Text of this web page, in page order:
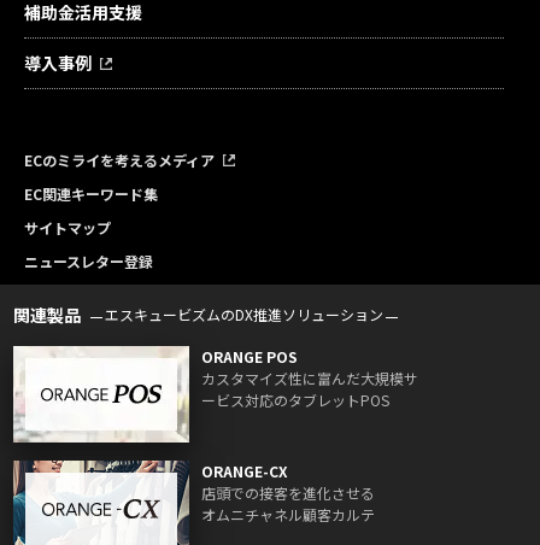
補助金活用支援
導入事例
ECのミライを考えるメディア
EC関連キーワード集
サイトマップ
ニュースレター登録
関連製品 エスキュービズムのDX推進ソリューション
ORANGE POS
カスタマイズ性に富んだ大規模サ
ービス対応のタブレットPOS
ORANGE-CX
店頭での接客を進化させる
オムニチャネル顧客カルテ